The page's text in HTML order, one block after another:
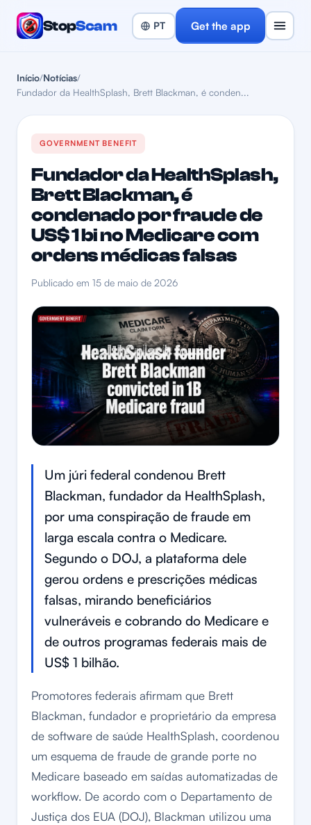
StopScam Get the app
Início/Notícias/
Fundador da HealthSplash, Brett Blackman, é conden...
GOVERNMENT BENEFIT
Fundador da HealthSplash,
Brett Blackman, é
condenado por fraude de
US$ 1 bi no Medicare com
ordens médicas falsas
Publicado em 15 de maio de 2026
Um júri federal condenou Brett
Blackman, fundador da HealthSplash,
por uma conspiração de fraude em
larga escala contra o Medicare.
Segundo o DOJ, a plataforma dele
gerou ordens e prescrições médicas
falsas, mirando beneficiários
vulneráveis e cobrando do Medicare e
de outros programas federais mais de
US$ 1 bilhão.
Promotores federais afirmam que Brett
Blackman, fundador e proprietário da empresa
de software de saúde HealthSplash, coordenou
um esquema de fraude de grande porte no
Medicare baseado em saídas automatizadas de
workflow. De acordo com o Departamento de
Justiça dos EUA (DOJ), Blackman utilizou uma